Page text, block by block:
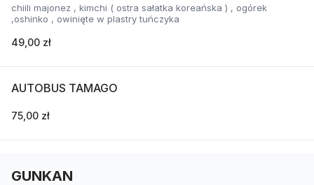
chiili majonez , kimchi ( ostra sałatka koreańska ) , ogórek
,oshinko , owinięte w plastry tuńczyka
49,00 zł
AUTOBUS TAMAGO
75,00 zł
GUNKAN